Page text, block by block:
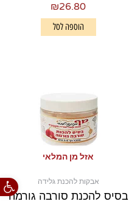
פתח
₪26.80
הוספה לסל
אזל מן המלאי
אבקות להכנת גלידה
בסיס להכנת סורבה גורמה